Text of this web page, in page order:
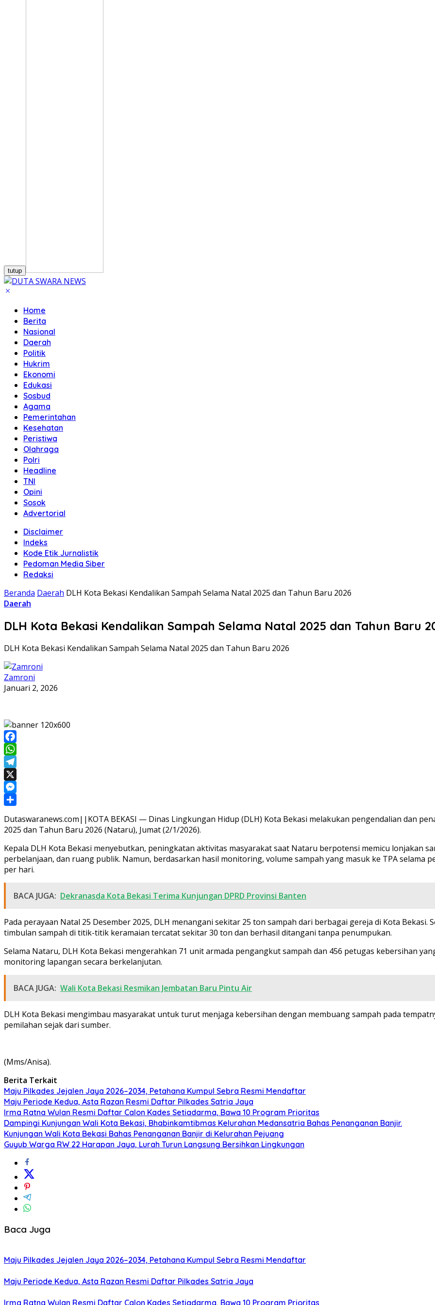
tutup
Home
Berita
Nasional
Daerah
Politik
Hukrim
Ekonomi
Edukasi
Sosbud
Agama
Pemerintahan
Kesehatan
Peristiwa
Olahraga
Polri
Headline
TNI
Opini
Sosok
Advertorial
Disclaimer
Indeks
Kode Etik Jurnalistik
Pedoman Media Siber
Redaksi
Beranda Daerah DLH Kota Bekasi Kendalikan Sampah Selama Natal 2025 dan Tahun Baru 2026
Daerah
DLH Kota Bekasi Kendalikan Sampah Selama Natal 2025 dan Tahun Baru
DLH Kota Bekasi Kendalikan Sampah Selama Natal 2025 dan Tahun Baru 2026
Zamroni
Januari 2, 2026
Facebook
WhatsApp
Telegram
X
Messenger
Dutaswaranews.com||KOTA BEKASI — Dinas Lingkungan Hidup (DLH) Kota Bekasi melakukan pengendalian dan
2025 dan Tahun Baru 2026 (Nataru), Jumat (2/1/2026).
Kepala DLH Kota Bekasi menyebutkan, peningkatan aktivitas masyarakat saat Nataru berpotensi memicu lonjakan
perbelanjaan, dan ruang publik. Namun, berdasarkan hasil monitoring, volume sampah yang masuk ke TPA selama
per hari.
BACA JUGA: Dekranasda Kota Bekasi Terima Kunjungan DPRD Provinsi Banten
Pada perayaan Natal 25 Desember 2025, DLH menangani sekitar 25 ton sampah dari berbagai gereja di Kota Bekasi.
timbulan sampah di titik-titik keramaian tercatat sekitar 30 ton dan berhasil ditangani tanpa penumpukan.
Selama Nataru, DLH Kota Bekasi mengerahkan 71 unit armada pengangkut sampah dan 456 petugas kebersihan
monitoring lapangan secara berkelanjutan.
BACA JUGA: Wali Kota Bekasi Resmikan Jembatan Baru Pintu Air
DLH Kota Bekasi mengimbau masyarakat untuk turut menjaga kebersihan dengan membuang sampah pada
pemilahan sejak dari sumber.
(Mms/Anisa).
Berita Terkait
Maju Pilkades Jejalen Jaya 2026–2034, Petahana Kumpul Sebra Resmi Mendaftar
Maju Periode Kedua, Asta Razan Resmi Daftar Pilkades Satria Jaya
Irma Ratna Wulan Resmi Daftar Calon Kades Setiadarma, Bawa 10 Program Prioritas
Dampingi Kunjungan Wali Kota Bekasi, Bhabinkamtibmas Kelurahan Medansatria Bahas Penanganan Banjir.
Kunjungan Wali Kota Bekasi Bahas Penanganan Banjir di Kelurahan Pejuang
Guyub Warga RW 22 Harapan Jaya, Lurah Turun Langsung Bersihkan Lingkungan
Baca Juga
Maju Pilkades Jejalen Jaya 2026–2034, Petahana Kumpul Sebra Resmi Mendaftar
Maju Periode Kedua, Asta Razan Resmi Daftar Pilkades Satria Jaya
Irma Ratna Wulan Resmi Daftar Calon Kades Setiadarma, Bawa 10 Program Prioritas